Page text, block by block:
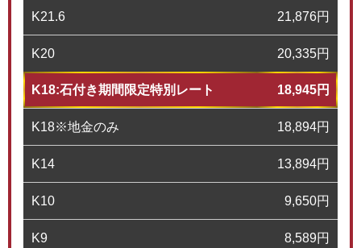
K21.6 21,876円
K20 20,335円
K18:石付き期間限定特別レート 18,945円
K18※地金のみ 18,894円
K14 13,894円
K10 9,650円
K9 8,589円